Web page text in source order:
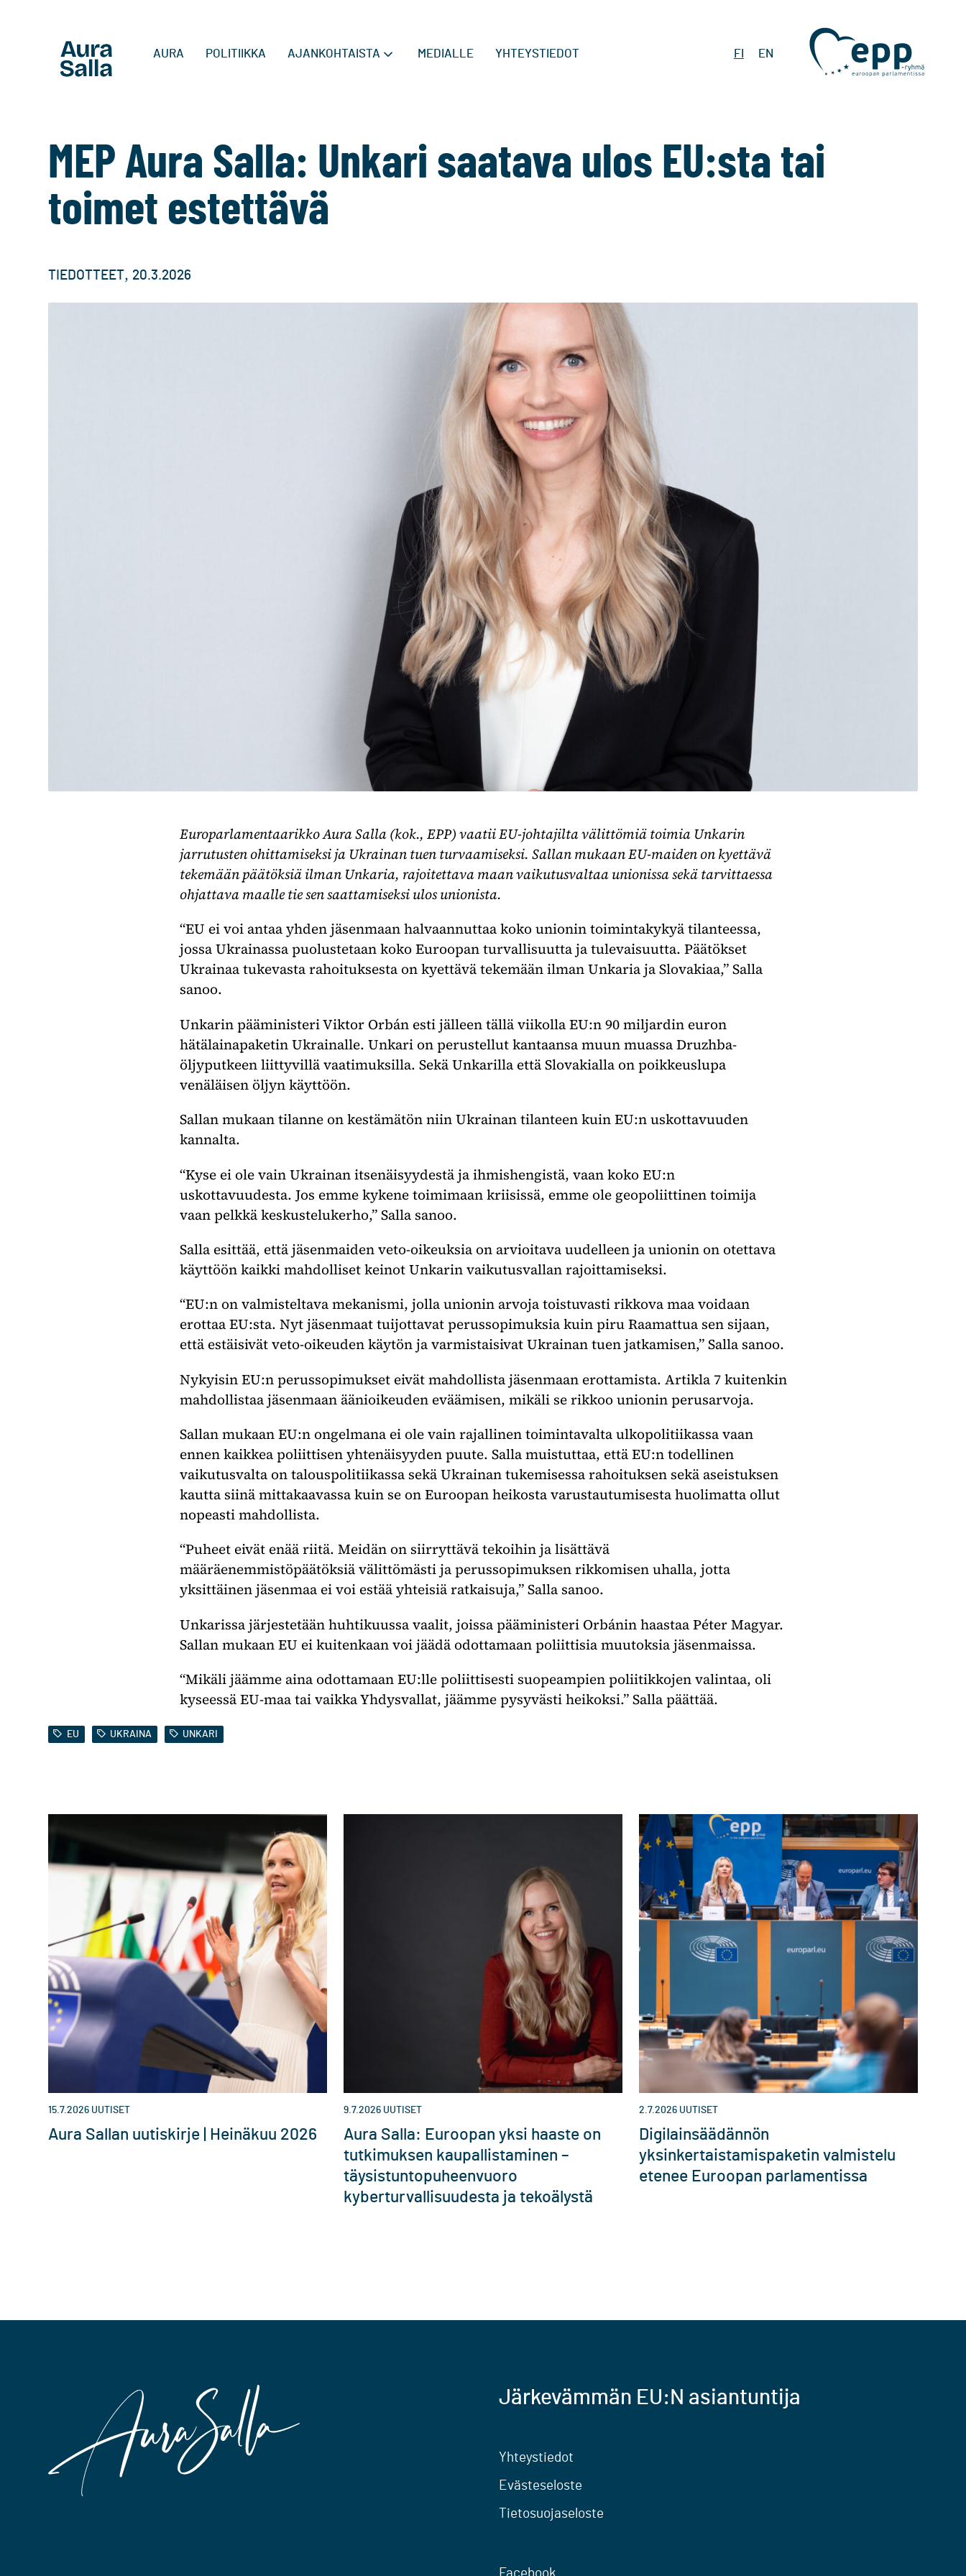
AURA POLITIIKKA AJANKOHTAISTA MEDIALLE YHTEYSTIEDOT FI EN
MEP Aura Salla: Unkari saatava ulos EU:sta tai
toimet estettävä
TIEDOTTEET , 20.3.2026
Europarlamentaarikko Aura Salla (kok., EPP) vaatii EU-johtajilta välittömiä toimia Unkarin
jarrutusten ohittamiseksi ja Ukrainan tuen turvaamiseksi. Sallan mukaan EU-maiden on kyettävä
tekemään päätöksiä ilman Unkaria, rajoitettava maan vaikutusvaltaa unionissa sekä tarvittaessa
ohjattava maalle tie sen saattamiseksi ulos unionista.
“EU ei voi antaa yhden jäsenmaan halvaannuttaa koko unionin toimintakykyä tilanteessa,
jossa Ukrainassa puolustetaan koko Euroopan turvallisuutta ja tulevaisuutta. Päätökset
Ukrainaa tukevasta rahoituksesta on kyettävä tekemään ilman Unkaria ja Slovakiaa,” Salla
sanoo.
Unkarin pääministeri Viktor Orbán esti jälleen tällä viikolla EU:n 90 miljardin euron
hätälainapaketin Ukrainalle. Unkari on perustellut kantaansa muun muassa Druzhba-
öljyputkeen liittyvillä vaatimuksilla. Sekä Unkarilla että Slovakialla on poikkeuslupa
venäläisen öljyn käyttöön.
Sallan mukaan tilanne on kestämätön niin Ukrainan tilanteen kuin EU:n uskottavuuden
kannalta.
“Kyse ei ole vain Ukrainan itsenäisyydestä ja ihmishengistä, vaan koko EU:n
uskottavuudesta. Jos emme kykene toimimaan kriisissä, emme ole geopoliittinen toimija
vaan pelkkä keskustelukerho,” Salla sanoo.
Salla esittää, että jäsenmaiden veto-oikeuksia on arvioitava uudelleen ja unionin on otettava
käyttöön kaikki mahdolliset keinot Unkarin vaikutusvallan rajoittamiseksi.
“EU:n on valmisteltava mekanismi, jolla unionin arvoja toistuvasti rikkova maa voidaan
erottaa EU:sta. Nyt jäsenmaat tuijottavat perussopimuksia kuin piru Raamattua sen sijaan,
että estäisivät veto-oikeuden käytön ja varmistaisivat Ukrainan tuen jatkamisen,” Salla sanoo.
Nykyisin EU:n perussopimukset eivät mahdollista jäsenmaan erottamista. Artikla 7 kuitenkin
mahdollistaa jäsenmaan äänioikeuden eväämisen, mikäli se rikkoo unionin perusarvoja.
Sallan mukaan EU:n ongelmana ei ole vain rajallinen toimintavalta ulkopolitiikassa vaan
ennen kaikkea poliittisen yhtenäisyyden puute. Salla muistuttaa, että EU:n todellinen
vaikutusvalta on talouspolitiikassa sekä Ukrainan tukemisessa rahoituksen sekä aseistuksen
kautta siinä mittakaavassa kuin se on Euroopan heikosta varustautumisesta huolimatta ollut
nopeasti mahdollista.
“Puheet eivät enää riitä. Meidän on siirryttävä tekoihin ja lisättävä
määräenemmistöpäätöksiä välittömästi ja perussopimuksen rikkomisen uhalla, jotta
yksittäinen jäsenmaa ei voi estää yhteisiä ratkaisuja,” Salla sanoo.
Unkarissa järjestetään huhtikuussa vaalit, joissa pääministeri Orbánin haastaa Péter Magyar.
Sallan mukaan EU ei kuitenkaan voi jäädä odottamaan poliittisia muutoksia jäsenmaissa.
“Mikäli jäämme aina odottamaan EU:lle poliittisesti suopeampien poliitikkojen valintaa, oli
kyseessä EU-maa tai vaikka Yhdysvallat, jäämme pysyvästi heikoksi.” Salla päättää.
EU UKRAINA UNKARI
15.7.2026 UUTISET
Aura Sallan uutiskirje | Heinäkuu 2026
9.7.2026 UUTISET
Aura Salla: Euroopan yksi haaste on
tutkimuksen kaupallistaminen –
täysistuntopuheenvuoro
kyberturvallisuudesta ja tekoälystä
2.7.2026 UUTISET
Digilainsäädännön
yksinkertaistamispaketin valmistelu
etenee Euroopan parlamentissa
Järkevämmän EU:N asiantuntija
Yhteystiedot
Evästeseloste
Tietosuojaseloste